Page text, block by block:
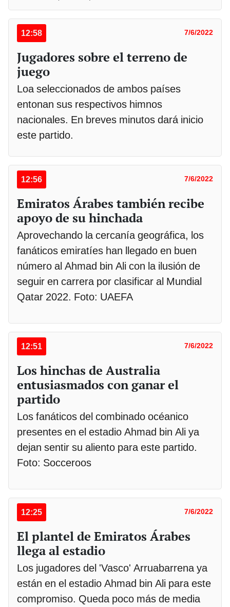
12:58 7/6/2022
Jugadores sobre el terreno de
juego
Loa seleccionados de ambos países
entonan sus respectivos himnos
nacionales. En breves minutos dará inicio
este partido.
12:56 7/6/2022
Emiratos Árabes también recibe
apoyo de su hinchada
Aprovechando la cercanía geográfica, los
fanáticos emiratíes han llegado en buen
número al Ahmad bin Ali con la ilusión de
seguir en carrera por clasificar al Mundial
Qatar 2022. Foto: UAEFA
12:51 7/6/2022
Los hinchas de Australia
entusiasmados con ganar el
partido
Los fanáticos del combinado océanico
presentes en el estadio Ahmad bin Ali ya
dejan sentir su aliento para este partido.
Foto: Socceroos
12:25 7/6/2022
El plantel de Emiratos Árabes
llega al estadio
Los jugadores del 'Vasco' Arruabarrena ya
están en el estadio Ahmad bin Ali para este
compromiso. Queda poco más de media